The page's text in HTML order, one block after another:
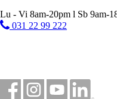
Lu - Vi 8am-20pm l Sb 9am-
031 22 99 222